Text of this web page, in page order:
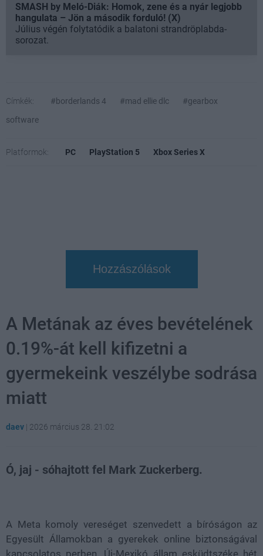
SMASH by Meló-Diák: Homok, zene és a nyár legjobb
hangulata – Jön a második forduló! (X)
Július végén folytatódik a balatoni strandröplabda-
sorozat.
Címkék: #borderlands 4 #mad ellie dlc
#gearbox
software
Platformok: PC PlayStation 5 Xbox Series X
Hozzászólások
A Metának az éves bevételének
0.19%-át kell kifizetni a
gyermekeink veszélybe sodrása
miatt
daev | 2026 március 28. 21:02
Ó, jaj - sóhajtott fel Mark Zuckerberg.
A Meta komoly vereséget szenvedett a bíróságon az
Egyesült Államokban a gyerekek online biztonságával
kapcsolatos perben. Új-Mexikó állam esküdtszéke hét